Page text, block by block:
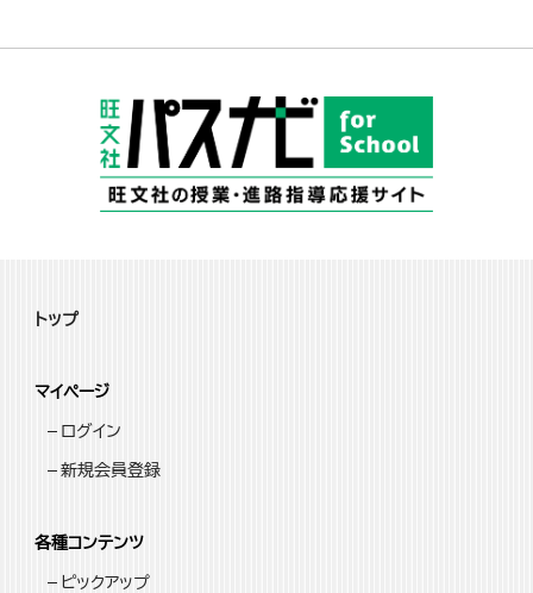
トップ
マイページ
ログイン
新規会員登録
各種コンテンツ
ピックアップ